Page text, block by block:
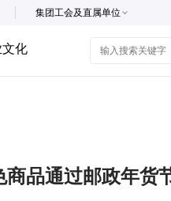
集团工会及直属单位
化
商品通过邮政年货